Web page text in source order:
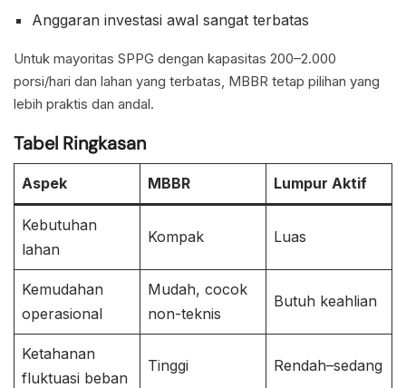
Anggaran investasi awal sangat terbatas
Untuk mayoritas SPPG dengan kapasitas 200–2.000
porsi/hari dan lahan yang terbatas, MBBR tetap pilihan yang
lebih praktis dan andal.
Tabel Ringkasan
Aspek MBBR Lumpur Aktif
Kebutuhan
lahan
Kompak Luas
Kemudahan
operasional
Mudah, cocok
non-teknis
Butuh keahlian
Ketahanan
fluktuasi beban
Tinggi Rendah–sedang